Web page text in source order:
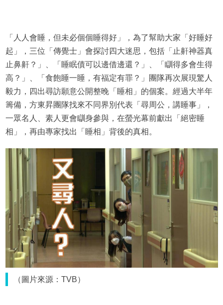
「人人會睡，但未必個個睡得好」，為了幫助大家「好睡好
起」，三位「傳覺士」會探討四大迷思，包括「止鼾神器真
止鼻鼾？」、「睡眠債可以邊借邊還？」、「瞓得多會生得
高？」、「食飽睡一睡，有福定有罪？」團隊再次展現驚人
毅力，四出尋訪願意公開整晚「睡相」的個案。經過大半年
籌備，方東昇團隊找來不同界別代表「尋周公，講睡事」，
一眾名人、素人更會瞓身參與，在螢光幕前獻出「絕密睡
相」，再由專家找出「睡相」背後的真相。
（圖片來源：TVB）